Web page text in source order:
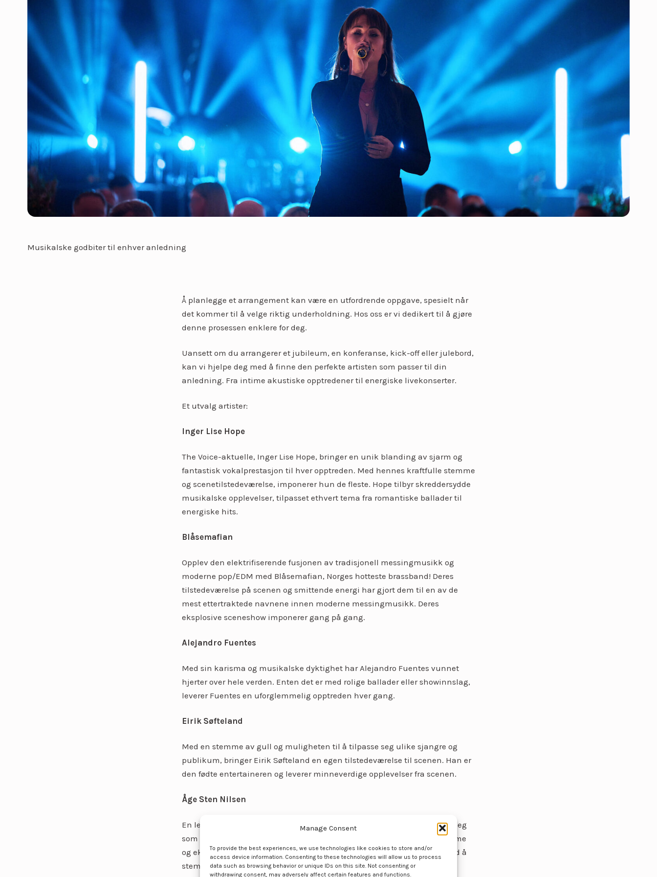
Manage Consent
To provide the best experiences, we use technologies like cookies to store and/or
access device information. Consenting to these technologies will allow us to process
data such as browsing behavior or unique IDs on this site. Not consenting or
withdrawing consent, may adversely affect certain features and functions.
Musikalske godbiter til enhver anledning
Å planlegge et arrangement kan være en utfordrende oppgave, spesielt når
det kommer til å velge riktig underholdning. Hos oss er vi dedikert til å gjøre
denne prosessen enklere for deg.
Uansett om du arrangerer et jubileum, en konferanse, kick-off eller julebord,
kan vi hjelpe deg med å finne den perfekte artisten som passer til din
anledning. Fra intime akustiske opptredener til energiske livekonserter.
Et utvalg artister:
Inger Lise Hope
The Voice-aktuelle, Inger Lise Hope, bringer en unik blanding av sjarm og
fantastisk vokalprestasjon til hver opptreden. Med hennes kraftfulle stemme
og scenetilstedeværelse, imponerer hun de fleste. Hope tilbyr skreddersydde
musikalske opplevelser, tilpasset ethvert tema fra romantiske ballader til
energiske hits.
Blåsemafian
Opplev den elektrifiserende fusjonen av tradisjonell messingmusikk og
moderne pop/EDM med Blåsemafian, Norges hotteste brassband! Deres
tilstedeværelse på scenen og smittende energi har gjort dem til en av de
mest ettertraktede navnene innen moderne messingmusikk. Deres
eksplosive sceneshow imponerer gang på gang.
Alejandro Fuentes
Med sin karisma og musikalske dyktighet har Alejandro Fuentes vunnet
hjerter over hele verden. Enten det er med rolige ballader eller showinnslag,
leverer Fuentes en uforglemmelig opptreden hver gang.
Eirik Søfteland
Med en stemme av gull og muligheten til å tilpasse seg ulike sjangre og
publikum, bringer Eirik Søfteland en egen tilstedeværelse til scenen. Han er
den fødte entertaineren og leverer minneverdige opplevelser fra scenen.
Åge Sten Nilsen
En legendarisk figur innen norsk musikk, Åge Sten Nilsen, har etablert seg
som en av landets fremste artister. Med sin utstråling, fantastiske stemme
og eksplosive sceneshow, kan det godt hende at gjestene ender opp med å
stemme i på en Queen-låt eller to.